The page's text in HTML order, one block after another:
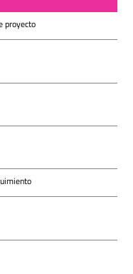
proyecto